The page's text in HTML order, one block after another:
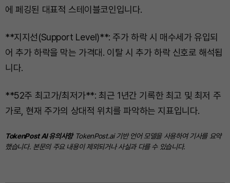
에 페깅된 대표적 스테이블코인입니다.
**지지선(Support Level)**: 주가 하락 시 매수세가 유입되
어 추가 하락을 막는 가격대. 이탈 시 추가 하락 신호로 해석됩
니다.
**52주 최고가/최저가**: 최근 1년간 기록한 최고 및 최저 주
가로, 현재 주가의 상대적 위치를 파악하는 지표입니다.
TokenPost AI 유의사항TokenPost.ai 기반 언어 모델을 사용하여 기사를 요약
했습니다. 본문의 주요 내용이 제외되거나 사실과 다를 수 있습니다.